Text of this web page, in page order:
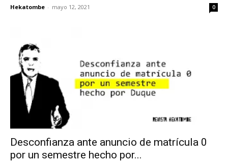
Hekatombe - mayo 12, 2021 0
Desconfianza ante anuncio de matrícula 0
por un semestre hecho por...